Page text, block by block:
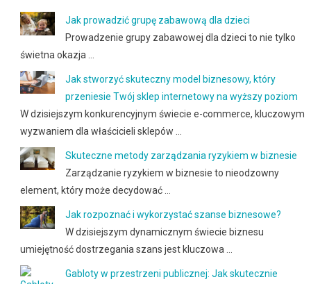
Jak prowadzić grupę zabawową dla dzieci
Prowadzenie grupy zabawowej dla dzieci to nie tylko
świetna okazja …
Jak stworzyć skuteczny model biznesowy, który
przeniesie Twój sklep internetowy na wyższy poziom
W dzisiejszym konkurencyjnym świecie e-commerce, kluczowym
wyzwaniem dla właścicieli sklepów …
Skuteczne metody zarządzania ryzykiem w biznesie
Zarządzanie ryzykiem w biznesie to nieodzowny
element, który może decydować …
Jak rozpoznać i wykorzystać szanse biznesowe?
W dzisiejszym dynamicznym świecie biznesu
umiejętność dostrzegania szans jest kluczowa …
Gabloty w przestrzeni publicznej: Jak skutecznie